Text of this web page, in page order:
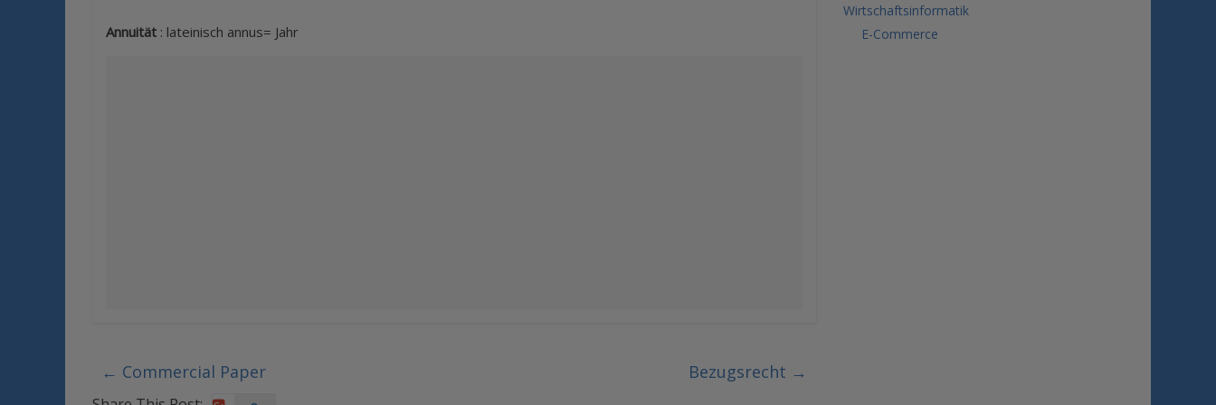
Annuität : lateinisch annus= Jahr
← Commercial Paper Bezugsrecht →
Wirtschaftsinformatik
E-Commerce